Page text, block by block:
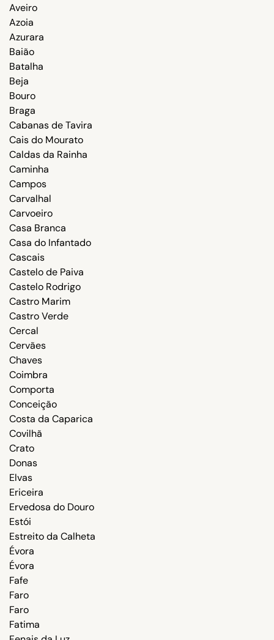
Aveiro
Azoia
Azurara
Baião
Batalha
Beja
Bouro
Braga
Cabanas de Tavira
Cais do Mourato
Caldas da Rainha
Caminha
Campos
Carvalhal
Carvoeiro
Casa Branca
Casa do Infantado
Cascais
Castelo de Paiva
Castelo Rodrigo
Castro Marim
Castro Verde
Cercal
Cervães
Chaves
Coimbra
Comporta
Conceição
Costa da Caparica
Covilhã
Crato
Donas
Elvas
Ericeira
Ervedosa do Douro
Estói
Estreito da Calheta
Évora
Évora
Fafe
Faro
Faro
Fatima